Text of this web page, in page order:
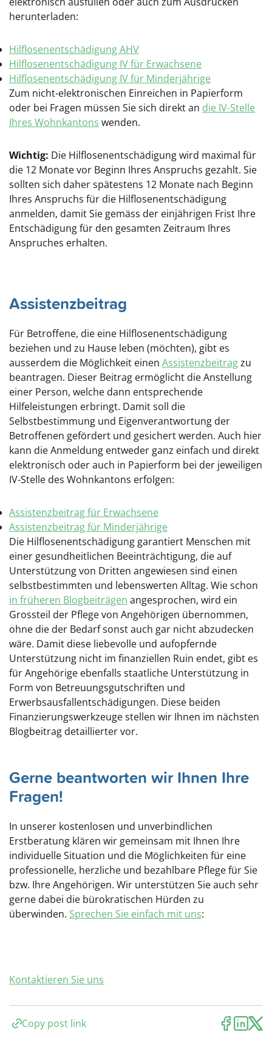
herunterladen:
Hilflosenentschädigung AHV
Hilflosenentschädigung IV für Erwachsene
Hilflosenentschädigung IV für Minderjährige
Zum nicht-elektronischen Einreichen in Papierform
oder bei Fragen müssen Sie sich direkt an die IV-Stelle
Ihres Wohnkantons wenden.
Wichtig: Die Hilflosenentschädigung wird maximal für
die 12 Monate vor Beginn Ihres Anspruchs gezahlt. Sie
sollten sich daher spätestens 12 Monate nach Beginn
Ihres Anspruchs für die Hilflosenentschädigung
anmelden, damit Sie gemäss der einjährigen Frist Ihre
Entschädigung für den gesamten Zeitraum Ihres
Anspruches erhalten.
Assistenzbeitrag
Für Betroffene, die eine Hilflosenentschädigung
beziehen und zu Hause leben (möchten), gibt es
ausserdem die Möglichkeit einen Assistenzbeitragzu
beantragen. Dieser Beitrag ermöglicht die Anstellung
einer Person, welche dann entsprechende
Hilfeleistungen erbringt. Damit soll die
Selbstbestimmung und Eigenverantwortung der
Betroffenen gefördert und gesichert werden. Auch hier
kann die Anmeldung entweder ganz einfach und direkt
elektronisch oder auch in Papierform bei der jeweiligen
IV-Stelle des Wohnkantons erfolgen:
Assistenzbeitrag für Erwachsene
Assistenzbeitrag für Minderjährige
Die Hilflosenentschädigung garantiert Menschen mit
einer gesundheitlichen Beeinträchtigung, die auf
Unterstützung von Dritten angewiesen sind einen
selbstbestimmten und lebenswerten Alltag. Wie schon
in früheren Blogbeiträgen angesprochen, wird ein
Grossteil der Pflege von Angehörigen übernommen,
ohne die der Bedarf sonst auch gar nicht abzudecken
wäre. Damit diese liebevolle und aufopfernde
Unterstützung nicht im finanziellen Ruin endet, gibt es
für Angehörige ebenfalls staatliche Unterstützung in
Form von Betreuungsgutschriften und
Erwerbsausfallentschädigungen. Diese beiden
Finanzierungswerkzeuge stellen wir Ihnen im nächsten
Blogbeitrag detaillierter vor.
Gerne beantworten wir Ihnen Ihre
Fragen!
In unserer kostenlosen und unverbindlichen
Erstberatung klären wir gemeinsam mit Ihnen Ihre
individuelle Situation und die Möglichkeiten für eine
professionelle, herzliche und bezahlbare Pflege für Sie
bzw. Ihre Angehörigen. Wir unterstützen Sie auch sehr
gerne dabei die bürokratischen Hürden zu
überwinden. Sprechen Sie einfach mit uns:
Kontaktieren Sie uns
Copy post link